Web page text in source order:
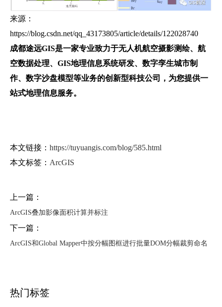
来源：
https://blog.csdn.net/qq_43173805/article/details/122028740
成都途远GIS是一家专业致力于无人机航空摄影测绘、航
空数据处理、GIS地理信息系统研发、数字孪生城市制
作、数字沙盘模型等业务的创新型科技公司，为您提供一
站式地理信息服务。
本文链接： https://tuyuangis.com/blog/585.html
本文标签： ArcGIS
上一篇：
ArcGIS叠加影像面积计算并标注
下一篇：
ArcGIS和Global Mapper中按分幅图框进行批量DOM分幅裁剪命名
热门标签